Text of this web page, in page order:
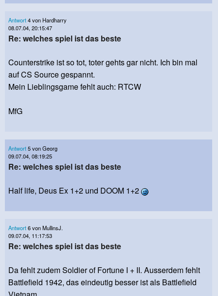
Antwort4 von Hardharry
08.07.04, 20:15:47
Re: welches spiel ist das beste
Counterstrike ist so tot, toter gehts gar nicht. Ich bin mal
auf CS Source gespannt.
Mein Lieblingsgame fehlt auch: RTCW
MfG
Antwort5 von Georg
09.07.04, 08:19:25
Re: welches spiel ist das beste
Half life, Deus Ex 1+2 und DOOM 1+2
Antwort6 von MullinsJ.
09.07.04, 11:17:53
Re: welches spiel ist das beste
Da fehlt zudem Soldier of Fortune I + II. Ausserdem fehlt
Battlefield 1942, das eindeutig besser ist als Battlefield